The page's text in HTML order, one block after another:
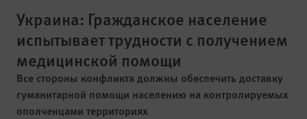
Украина: Гражданское население
испытывает трудности с получением
медицинской помощи
Все стороны конфликта должны обеспечить доставку
гуманитарной помощи населению на контролируемых
ополченцами территориях